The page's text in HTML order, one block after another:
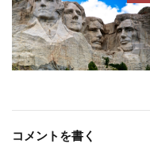
コメントを書く